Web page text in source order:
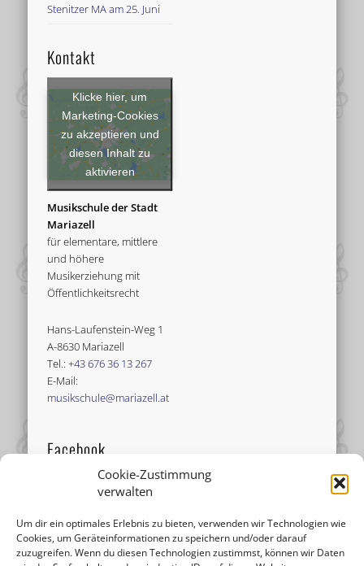
Cookie-Zustimmung
verwalten
Um dir ein optimales Erlebnis zu bieten, verwenden wir Technologien wie
Cookies, um Geräteinformationen zu speichern und/oder darauf
zuzugreifen. Wenn du diesen Technologien zustimmst, können wir Daten
Stenitzer MA am 25. Juni
Kontakt
Klicke hier, um
Marketing-Cookies
zu akzeptieren und
diesen Inhalt zu
aktivieren
Musikschule der Stadt
Mariazell
für elementare, mittlere
und höhere
Musikerziehung mit
Öffentlichkeitsrecht
Hans-Laufenstein-Weg 1
A-8630 Mariazell
Tel.:+43 676 36 13 267
E-Mail:
musikschule@mariazell.at
Facebook